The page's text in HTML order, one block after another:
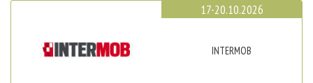
17-20.10.2026
INTERMOB